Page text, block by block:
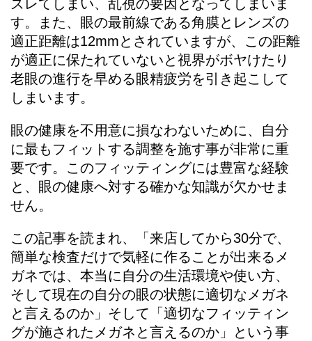
ズレてしまい、乱視の要因となってしまいま
す。また、眼の最前線である角膜とレンズの
適正距離は12mmとされていますが、この距離
が適正に保たれていないと視界がボヤけたり
老眼の進行を早める眼精疲労を引き起こして
しまいます。
眼の健康を不用意に損なわないために、自分
に最もフィットする調整を施す事が非常に重
要です。このフィッティングには豊富な経験
と、眼の健康へ対する確かな知識が欠かせま
せん。
この記事を読まれ、「来店してから30分で、
簡単な検査だけで気軽に作ることが出来るメ
ガネでは、本当に自分の生活環境や使い方、
そして現在の自分の眼の状態に適切なメガネ
と言えるのか」そして「適切なフィッティン
グが施されたメガネと言えるのか」という事